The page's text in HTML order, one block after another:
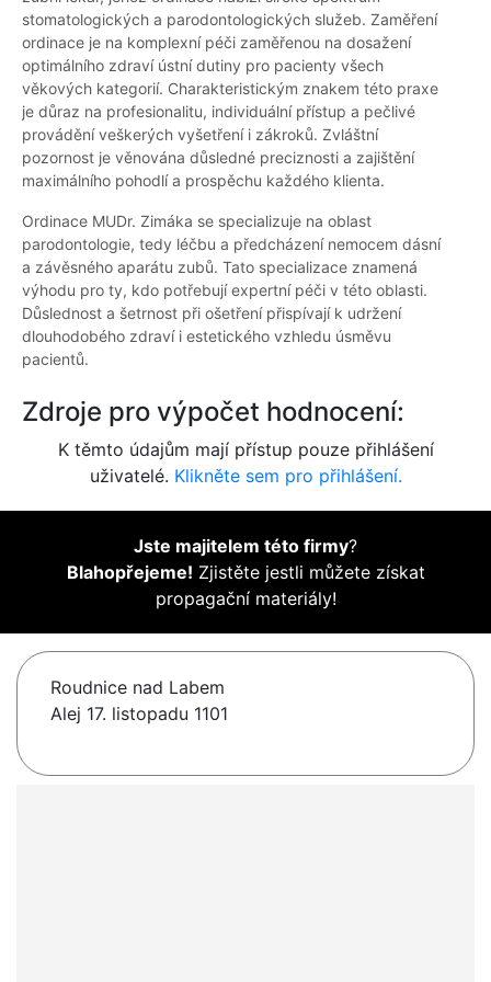
stomatologických a parodontologických služeb. Zaměření
ordinace je na komplexní péči zaměřenou na dosažení
optimálního zdraví ústní dutiny pro pacienty všech
věkových kategorií. Charakteristickým znakem této praxe
je důraz na profesionalitu, individuální přístup a pečlivé
provádění veškerých vyšetření i zákroků. Zvláštní
pozornost je věnována důsledné preciznosti a zajištění
maximálního pohodlí a prospěchu každého klienta.
Ordinace MUDr. Zimáka se specializuje na oblast
parodontologie, tedy léčbu a předcházení nemocem dásní
a závěsného aparátu zubů. Tato specializace znamená
výhodu pro ty, kdo potřebují expertní péči v této oblasti.
Důslednost a šetrnost při ošetření přispívají k udržení
dlouhodobého zdraví i estetického vzhledu úsměvu
pacientů.
Zdroje pro výpočet hodnocení:
K těmto údajům mají přístup pouze přihlášení
uživatelé. Klikněte sem pro přihlášení.
Jste majitelem této firmy?
Blahopřejeme! Zjistěte jestli můžete získat
propagační materiály!
Roudnice nad Labem
Alej 17. listopadu 1101